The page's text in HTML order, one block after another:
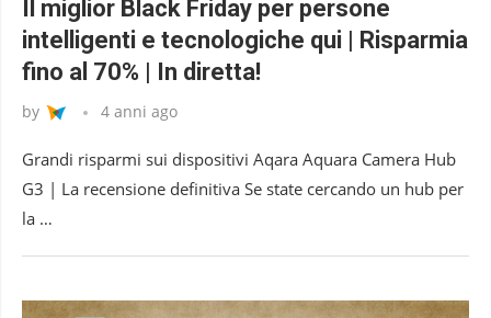
Il miglior Black Friday per persone
intelligenti e tecnologiche qui | Risparmia
fino al 70% | In diretta!
by 4 anni ago
Grandi risparmi sui dispositivi Aqara Aquara Camera Hub
G3 | La recensione definitiva Se state cercando un hub per
la …